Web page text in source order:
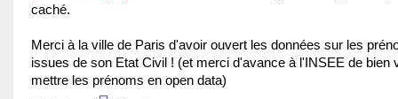
caché.
Merci à la ville de Paris d'avoir ouvert les données sur les
issues de son Etat Civil ! (et merci d'avance à l'INSEE de bien
mettre les prénoms en open data)